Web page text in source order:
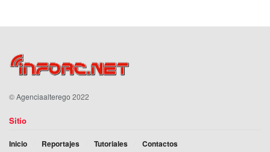
©Agenciaalterego 2022
Sitio
Inicio Reportajes Tutoriales Contactos